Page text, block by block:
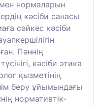
нормаларын
кәсіби санасы
сәйкес кәсіби
Пәннің
кәсіби этика
қызметінің
беру ұйымындағы
нормативтік-